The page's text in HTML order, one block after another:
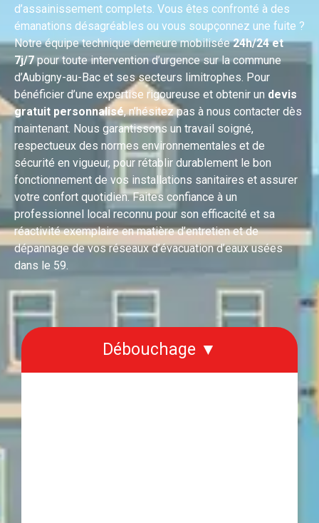
d’assainissement complets. Vous êtes confronté à des
émanations désagréables ou vous soupçonnez une fuite ?
Notre équipe technique demeure mobilisée24h/24 et
7j/7pour toute intervention d’urgence sur la commune
d’Aubigny-au-Bac et ses secteurs limitrophes. Pour
bénéficier d’une expertise rigoureuse et obtenir un devis
gratuit personnalisé, n’hésitez pas à nous contacter dès
maintenant. Nous garantissons un travail soigné,
respectueux des normes environnementales et de
sécurité en vigueur, pour rétablir durablement le bon
fonctionnement de vos installations sanitaires et assurer
votre confort quotidien. Faites confiance à un
professionnel local reconnu pour son efficacité et sa
réactivité exemplaire en matière d’entretien et de
dépannage de vos réseaux d’évacuation d’eaux usées
dans le 59.
Débouchage ▼